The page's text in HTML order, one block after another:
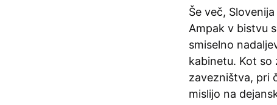
Še več,
Ampak v bistvu
smiselno
kabinetu. Kot so
zavezništva, pri
mislijo na